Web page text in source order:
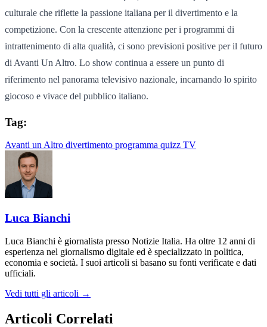
culturale che riflette la passione italiana per il divertimento e la
competizione. Con la crescente attenzione per i programmi di
intrattenimento di alta qualità, ci sono previsioni positive per il futuro
di Avanti Un Altro. Lo show continua a essere un punto di
riferimento nel panorama televisivo nazionale, incarnando lo spirito
giocoso e vivace del pubblico italiano.
Tag:
Avanti un Altro divertimento programma quizz TV
Luca Bianchi
Luca Bianchi è giornalista presso Notizie Italia. Ha oltre 12 anni di
esperienza nel giornalismo digitale ed è specializzato in politica,
economia e società. I suoi articoli si basano su fonti verificate e dati
ufficiali.
Vedi tutti gli articoli →
Articoli Correlati